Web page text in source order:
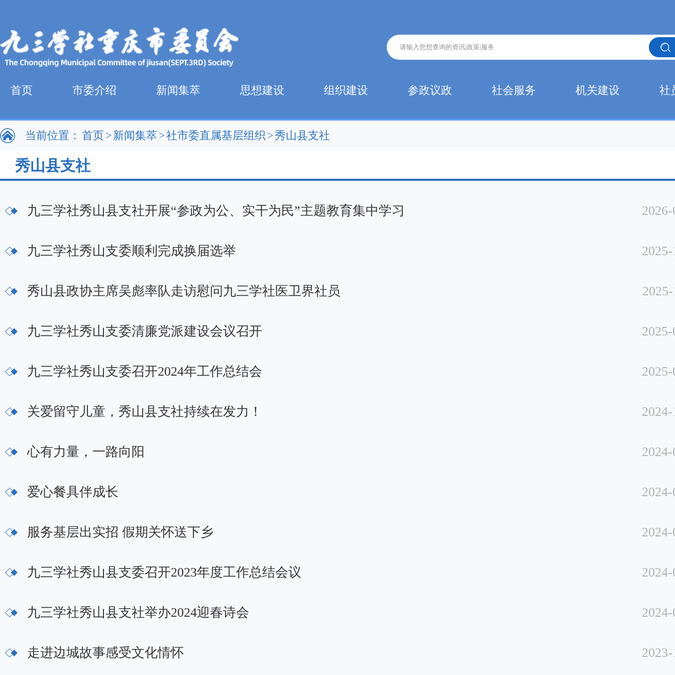
首页 市委介绍 新闻集萃 思想建设 组织建设 参政议政 社会服务 机关建设 社
当前位置： 首页 >新闻集萃 >社市委直属基层组织 >秀山县支社
秀山县支社
九三学社秀山县支社开展“参政为公、实干为民”主题教育集中学习
九三学社秀山支委顺利完成换届选举
秀山县政协主席吴彪率队走访慰问九三学社医卫界社员
九三学社秀山支委清廉党派建设会议召开
九三学社秀山支委召开2024年工作总结会
关爱留守儿童，秀山县支社持续在发力！
心有力量，一路向阳
爱心餐具伴成长
服务基层出实招 假期关怀送下乡
九三学社秀山县支委召开2023年度工作总结会议
九三学社秀山县支社举办2024迎春诗会
走进边城故事感受文化情怀